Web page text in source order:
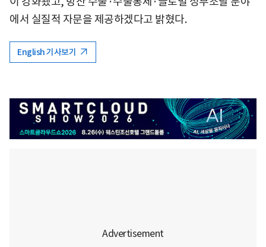
에서 실질적 자문을 제공하겠다고 밝혔다.
English 기사보기